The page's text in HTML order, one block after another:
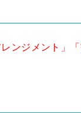
ンジメント」